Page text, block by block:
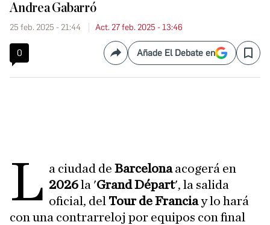
Andrea Gabarró
25 feb. 2025 - 21:44 Act. 27 feb. 2025 - 13:46
0 CompartirAñade El Debate en Save
L a ciudad deBarcelonaacogerá en
2026la 'Grand Départ', la salida
oficial, del Tour de Franciay lo hará
con una contrarreloj por equipos con final